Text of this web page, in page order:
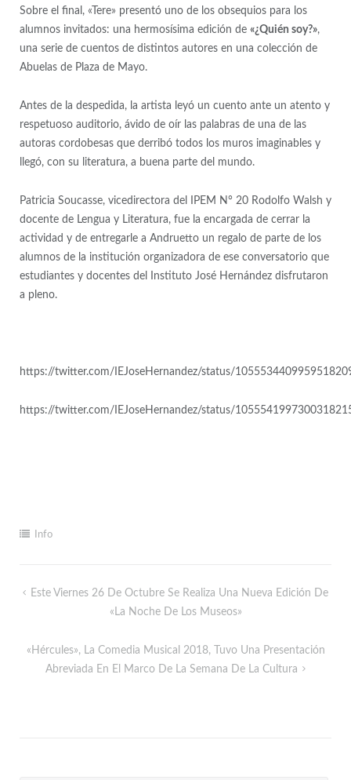
Sobre el final, «Tere» presentó uno de los obsequios para los
alumnos invitados: una hermosísima edición de «¿Quién soy?»,
una serie de cuentos de distintos autores en una colección de
Abuelas de Plaza de Mayo.
Antes de la despedida, la artista leyó un cuento ante un atento y
respetuoso auditorio, ávido de oír las palabras de una de las
autoras cordobesas que derribó todos los muros imaginables y
llegó, con su literatura, a buena parte del mundo.
Patricia Soucasse, vicedirectora del IPEM N° 20 Rodolfo Walsh y
docente de Lengua y Literatura, fue la encargada de cerrar la
actividad y de entregarle a Andruetto un regalo de parte de los
alumnos de la institución organizadora de ese conversatorio que
estudiantes y docentes del Instituto José Hernández disfrutaron
a pleno.
https://twitter.com/IEJoseHernandez/status/
https://twitter.com/IEJoseHernandez/status/
Info
Este Viernes 26 De Octubre Se Realiza Una Nueva Edición De
«La Noche De Los Museos»
«Hércules», La Comedia Musical 2018, Tuvo Una Presentación
Abreviada En El Marco De La Semana De La Cultura